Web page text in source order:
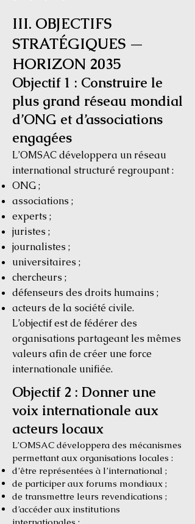
III. OBJECTIFS
STRATÉGIQUES —
HORIZON 2035
Objectif 1 : Construire le
plus grand réseau mondial
d’ONG et d’associations
engagées
L’OMSAC développera un réseau
international structuré regroupant :
ONG ;
associations ;
experts ;
juristes ;
journalistes ;
universitaires ;
chercheurs ;
défenseurs des droits humains ;
acteurs de la société civile.
L’objectif est de fédérer des
organisations partageant les mêmes
valeurs afin de créer une force
internationale unifiée.
Objectif 2 : Donner une
voix internationale aux
acteurs locaux
L’OMSAC développera des mécanismes
permettant aux organisations locales :
d’être représentées à l’international ;
de participer aux forums mondiaux ;
de transmettre leurs revendications ;
d’accéder aux institutions